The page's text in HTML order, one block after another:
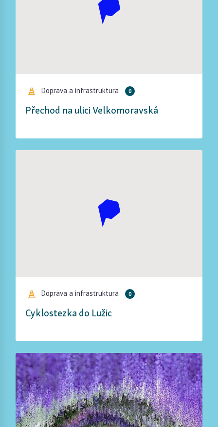
Doprava a infrastruktura 0
Přechod na ulici Velkomoravská
Doprava a infrastruktura 0
Cyklostezka do Lužic